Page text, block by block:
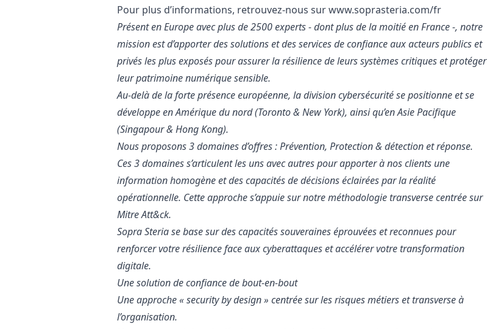
Pour plus d’informations, retrouvez-nous surwww.soprasteria.com/fr
Présent en Europe avec plus de 2500 experts - dont plus de la moitié en France -, notre
mission est d’apporter des solutions et des services de confiance aux acteurs publics et
privés les plus exposés pour assurer la résilience de leurs systèmes critiques et protéger
leur patrimoine numérique sensible.
Au-delà de la forte présence européenne, la division cybersécurité se positionne et se
développe en Amérique du nord (Toronto & New York), ainsi qu’en Asie Pacifique
(Singapour & Hong Kong).
Nous proposons 3 domaines d’offres : Prévention, Protection & détection et réponse.
Ces 3 domaines s’articulent les uns avec autres pour apporter à nos clients une
information homogène et des capacités de décisions éclairées par la réalité
opérationnelle. Cette approche s’appuie sur notre méthodologie transverse centrée sur
Mitre Att&ck.
Sopra Steria se base sur des capacités souveraines éprouvées et reconnues pour
renforcer votre résilience face aux cyberattaques et accélérer votre transformation
digitale.
Une solution de confiance de bout-en-bout
Une approche « security bydesign» centrée sur les risques métiers et transverse à
l’organisation.